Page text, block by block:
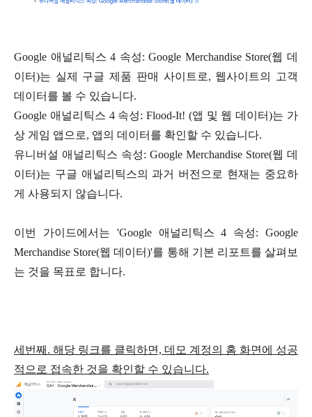
Google 애널리틱스 4 속성: Google Merchandise Store(웹 데
이터)는 실제 구글 제품 판매 사이트로, 웹사이트의 고객
데이터를 볼 수 있습니다.
Google 애널리틱스 4 속성: Flood-It! (앱 및 웹 데이터)는 가
상 게임 앱으로, 앱의 데이터를 확인할 수 있습니다.
유니버설 애널리틱스 속성: Google Merchandise Store(웹 데
이터)는 구글 애널리틱스의 과거 버전으로 현재는 중요하
게 사용되지 않습니다.
이번 가이드에서는 'Google 애널리틱스 4 속성: Google
Merchandise Store(웹 데이터)'를 통해 기본 리포트를 살펴보
는 것을 목표로 합니다.
세번째. 해당 링크를 클릭하면, 데모 계정의 홈 화면에 성공
적으로 접속한 것을 확인할 수 있습니다.